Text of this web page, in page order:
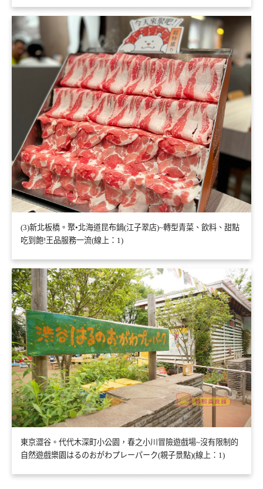
(3)新北板橋。聚•北海道昆布鍋(江子翠店)~轉型青菜、飲料、甜點
吃到飽!王品服務一流(線上：1)
東京澀谷。代代木深町小公園，春之小川冒險遊戲場~沒有限制的
自然遊戲樂園はるのおがわプレーパーク(親子景點)(線上：1)